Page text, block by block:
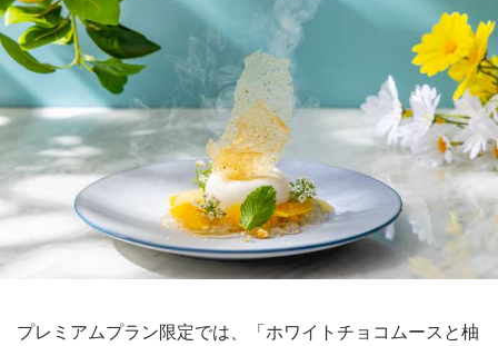
プレミアムプラン限定では、「ホワイトチョコムースと柚